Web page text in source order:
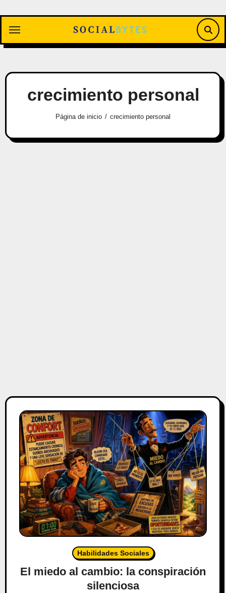
contenido
crecimiento personal
Página de inicio crecimiento personal
Habilidades Sociales
El miedo al cambio: la conspiración
silenciosa